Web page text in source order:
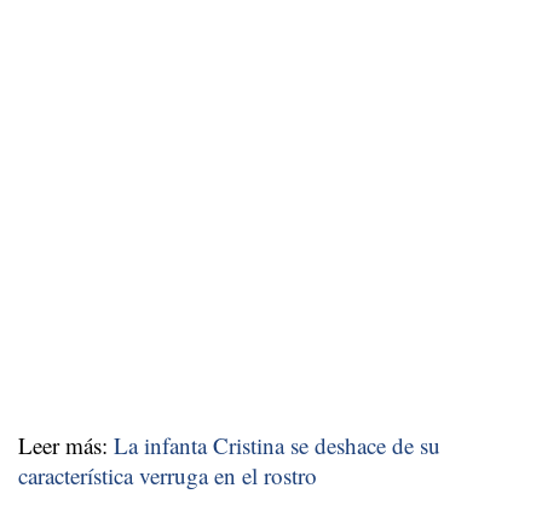
Leer más: La infanta Cristina se deshace de su
característica verruga en el rostro